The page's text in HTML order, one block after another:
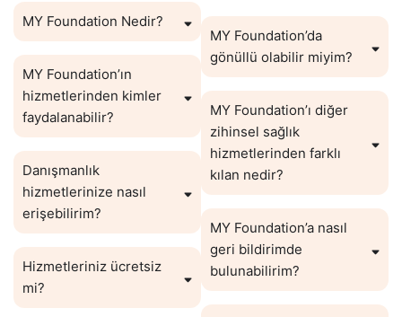
MY Foundation Nedir?
MY Foundation’ın
hizmetlerinden kimler
faydalanabilir?
Danışmanlık
hizmetlerinize nasıl
erişebilirim?
Hizmetleriniz ücretsiz
mi?
MY Foundation’da
gönüllü olabilir miyim?
MY Foundation’ı diğer
zihinsel sağlık
hizmetlerinden farklı
kılan nedir?
MY Foundation’a nasıl
geri bildirimde
bulunabilirim?